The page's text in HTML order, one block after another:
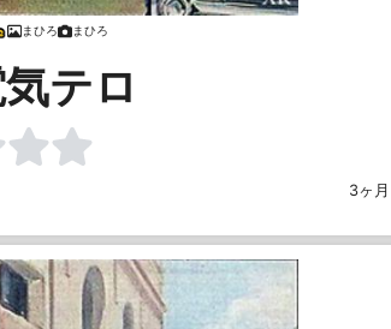
まひろ まひろ
テロ
3ヶ